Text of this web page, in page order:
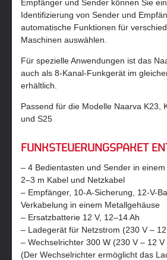
Empfänger und Sender können Sie
Identifizierung von Sender und
automatische Funktionen für
Maschinen auswählen.
Für spezielle Anwendungen ist das
auch als 8-Kanal-Funkgerät im
erhältlich.
Passend für die Modelle Naarva K23,
und S25
FUNKSTEUERUNGSPAKET
– 4 Bedientasten und Sender in
2–3 m Kabel und Netzkabel
– Empfänger, 10-A-Sicherung, 12-V-
Verkabelung in einem Metallgehäuse
– Ersatzbatterie 12 V, 12–14 Ah
– Ladegerät für Netzstrom (230 V –
– Wechselrichter 300 W (230 V – 12 V
(Der Wechselrichter ermöglicht das